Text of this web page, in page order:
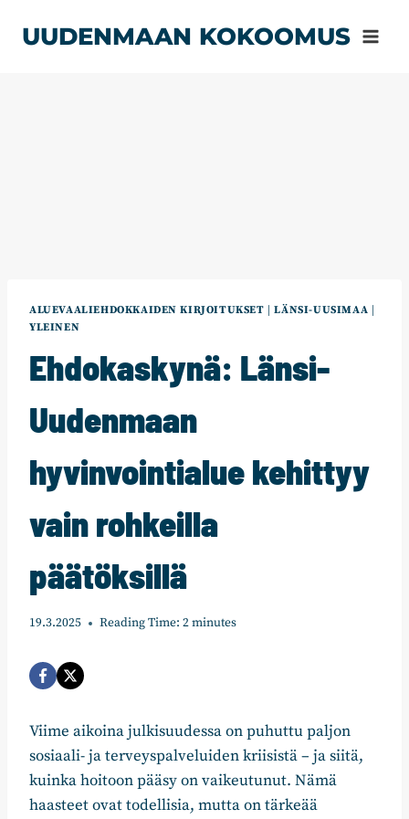
sisältöön
UUDENMAAN KOKOOMUS
ALUEVAALIEHDOKKAIDEN KIRJOITUKSET |LÄNSI-UUSIMAA |
YLEINEN
Ehdokaskynä: Länsi-
Uudenmaan
hyvinvointialue kehittyy
vain rohkeilla
päätöksillä
19.3.2025 Reading Time: 2minutes
Viime aikoina julkisuudessa on puhuttu paljon
sosiaali- ja terveyspalveluiden kriisistä – ja siitä,
kuinka hoitoon pääsy on vaikeutunut. Nämä
haasteet ovat todellisia, mutta on tärkeää